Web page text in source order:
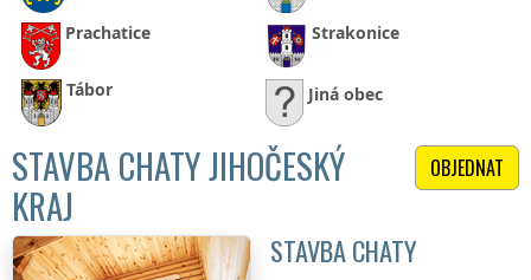
Prachatice Strakonice
Tábor Jiná obec
OBJEDNAT
STAVBA CHATY JIHOČESKÝ
KRAJ
STAVBA CHATY